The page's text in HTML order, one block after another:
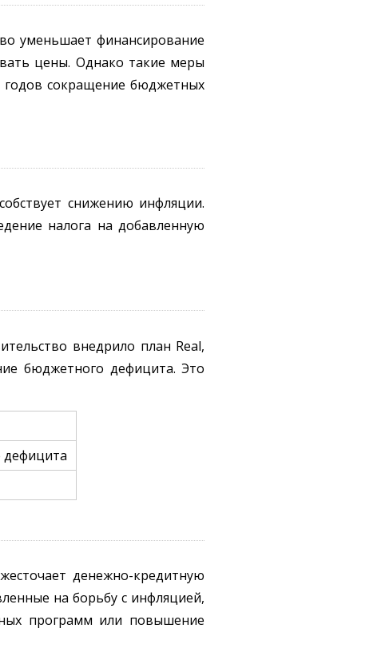
уменьшает финансирование
цены. Однако такие меры
годов сокращение бюджетных
снижению инфляции.
налога на добавленную
внедрило план Real,
бюджетного дефицита. Это
денежно-кредитную
на борьбу с инфляцией,
программ или повышение